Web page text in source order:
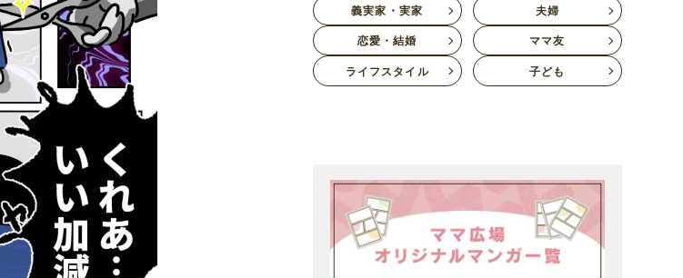
義実家・実家
夫婦
恋愛・結婚
ママ友
ライフスタイル
子ども